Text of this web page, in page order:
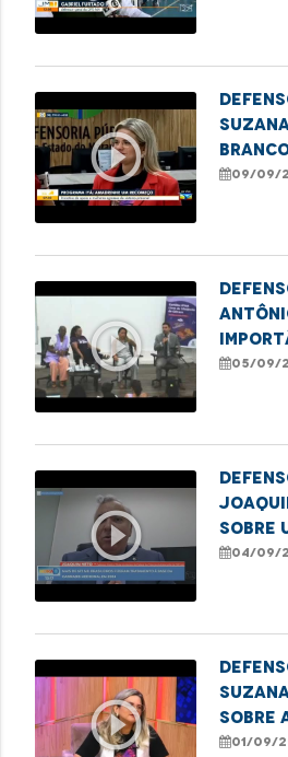
arte,
play_circle_outline 09/09/
play_circle_outline 05/09/
play_circle_outline
sobre
04/09/
play_circle_outline
sobre
01/09/